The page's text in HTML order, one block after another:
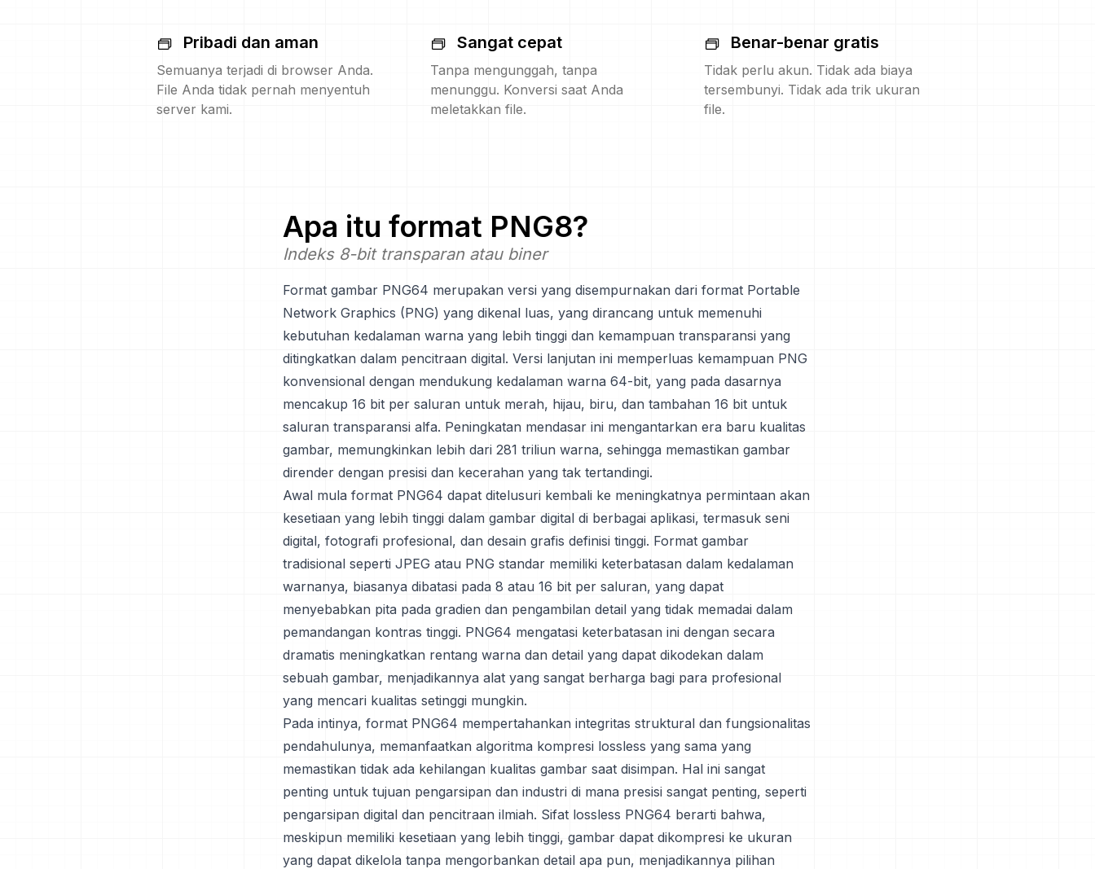
Pribadi dan aman
Semuanya terjadi di browser Anda.
File Anda tidak pernah menyentuh
server kami.
Sangat cepat
Tanpa mengunggah, tanpa
menunggu. Konversi saat Anda
meletakkan file.
Benar-benar gratis
Tidak perlu akun. Tidak ada biaya
tersembunyi. Tidak ada trik ukuran
file.
Apa itu format PNG8?
Indeks 8-bit transparan atau biner
Format gambar PNG64 merupakan versi yang disempurnakan dari format Portable
Network Graphics (PNG) yang dikenal luas, yang dirancang untuk memenuhi
kebutuhan kedalaman warna yang lebih tinggi dan kemampuan transparansi yang
ditingkatkan dalam pencitraan digital. Versi lanjutan ini memperluas kemampuan PNG
konvensional dengan mendukung kedalaman warna 64-bit, yang pada dasarnya
mencakup 16 bit per saluran untuk merah, hijau, biru, dan tambahan 16 bit untuk
saluran transparansi alfa. Peningkatan mendasar ini mengantarkan era baru kualitas
gambar, memungkinkan lebih dari 281 triliun warna, sehingga memastikan gambar
dirender dengan presisi dan kecerahan yang tak tertandingi.
Awal mula format PNG64 dapat ditelusuri kembali ke meningkatnya permintaan akan
kesetiaan yang lebih tinggi dalam gambar digital di berbagai aplikasi, termasuk seni
digital, fotografi profesional, dan desain grafis definisi tinggi. Format gambar
tradisional seperti JPEG atau PNG standar memiliki keterbatasan dalam kedalaman
warnanya, biasanya dibatasi pada 8 atau 16 bit per saluran, yang dapat
menyebabkan pita pada gradien dan pengambilan detail yang tidak memadai dalam
pemandangan kontras tinggi. PNG64 mengatasi keterbatasan ini dengan secara
dramatis meningkatkan rentang warna dan detail yang dapat dikodekan dalam
sebuah gambar, menjadikannya alat yang sangat berharga bagi para profesional
yang mencari kualitas setinggi mungkin.
Pada intinya, format PNG64 mempertahankan integritas struktural dan fungsionalitas
pendahulunya, memanfaatkan algoritma kompresi lossless yang sama yang
memastikan tidak ada kehilangan kualitas gambar saat disimpan. Hal ini sangat
penting untuk tujuan pengarsipan dan industri di mana presisi sangat penting, seperti
pengarsipan digital dan pencitraan ilmiah. Sifat lossless PNG64 berarti bahwa,
meskipun memiliki kesetiaan yang lebih tinggi, gambar dapat dikompresi ke ukuran
yang dapat dikelola tanpa mengorbankan detail apa pun, menjadikannya pilihan